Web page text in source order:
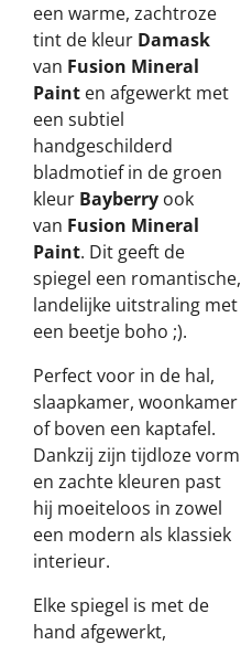
een warme, zachtroze
tint de kleur Damask
van Fusion Mineral
Paint en afgewerkt met
een subtiel
handgeschilderd
bladmotief in de groen
kleur Bayberry ook
van Fusion Mineral
Paint. Dit geeft de
spiegel een romantische,
landelijke uitstraling met
een beetje boho ;).
Perfect voor in de hal,
slaapkamer, woonkamer
of boven een kaptafel.
Dankzij zijn tijdloze vorm
en zachte kleuren past
hij moeiteloos in zowel
een modern als klassiek
interieur.
Elke spiegel is met de
hand afgewerkt,